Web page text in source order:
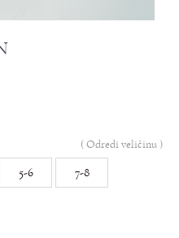
(Odredi veličinu )
5-6 7-8